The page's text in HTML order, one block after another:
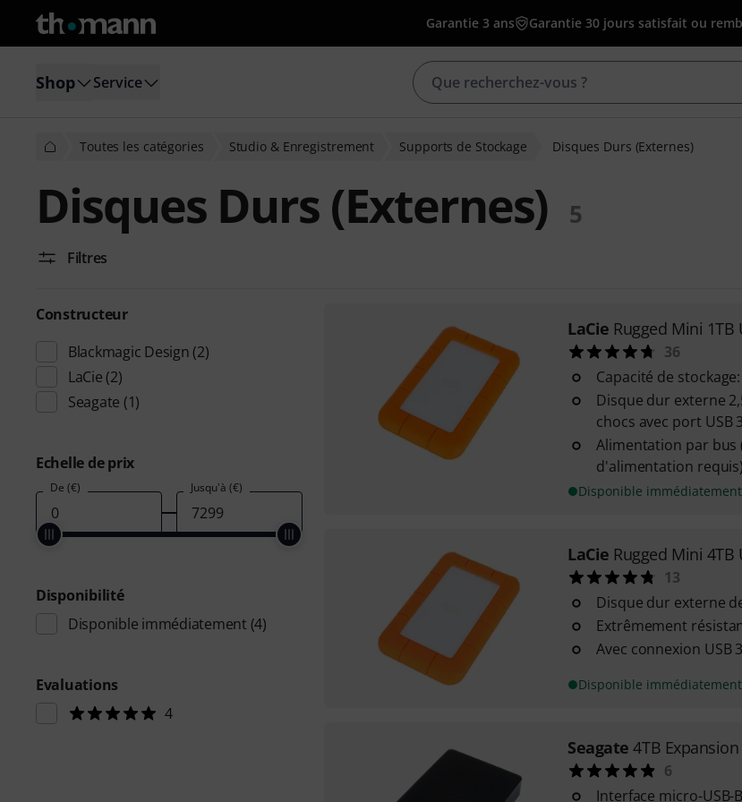
Garantie 3 ans Garantie 30 jours satisfait ou
Shop Service
Toutes les catégories Studio & Enregistrement Supports de Stockage Disques Durs (Externes)
Disques Durs (Externes) 5
Filtres
Constructeur
Blackmagic Design (2)
LaCie (2)
Seagate (1)
Echelle de prix
De (€) Jusqu'à (€)
Disponibilité
Disponible immédiatement (4)
Evaluations
4
LaCie Rugged Mini 1TB
36
Capacité de
Disque dur externe
chocs avec port USB
Alimentation par
d'alimentation requis)
Disponible immédiatement
LaCie Rugged Mini 4TB
13
Disque dur externe
Extrêmement
Avec connexion USB
Disponible immédiatement
Seagate 4TB Expansion
6
Interface micro-USB-